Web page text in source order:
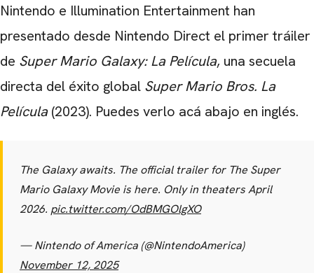
Nintendo e Illumination Entertainment han
presentado desde Nintendo Direct el primer tráiler
de Super Mario Galaxy: La Película, una secuela
directa del éxito global Super Mario Bros. La
Película(2023). Puedes verlo acá abajo en inglés.
The Galaxy awaits. The official trailer for The Super
Mario Galaxy Movie is here. Only in theaters April
2026. pic.twitter.com/OdBMGOlgXO
— Nintendo of America (@NintendoAmerica)
November 12, 2025